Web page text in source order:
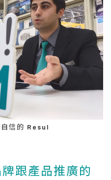
信的 Resul
跟產品推廣的